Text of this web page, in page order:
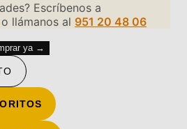
Escríbenos a
o llámanos al 951 20 48 06
ya →